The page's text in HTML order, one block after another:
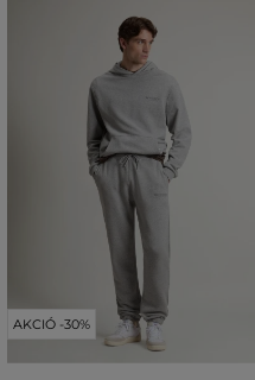
AKCIÓ -30%